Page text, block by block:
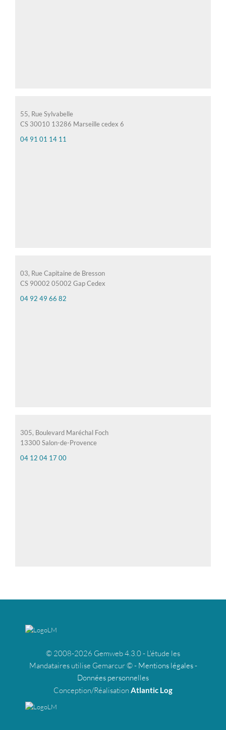
55, Rue Sylvabelle
CS 30010 13286 Marseille cedex 6
04 91 01 14 11
03, Rue Capitaine de Bresson
CS 90002 05002 Gap Cedex
04 92 49 66 82
305, Boulevard Maréchal Foch
13300 Salon-de-Provence
04 12 04 17 00
© 2008-2026 Gemweb 4.3.0 - L'étude les
Mandataires utilise Gemarcur © - Mentions légales-
Données personnelles
Conception/Réalisation Atlantic Log